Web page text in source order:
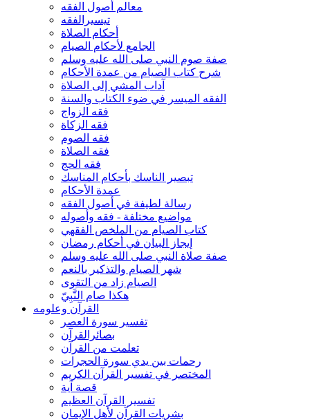
معالم أصول الفقه
تيسيرالفقه
أحكام الصلاة
الجامع لأحكام الصيام
صفة صوم النبي صلى الله عليه وسلم
شرح كتاب الصيام من عمدة الأحكام
آداب المشي إلى الصلاة
الفقه الميسر في ضوء الكتاب والسنة
فقه الزواج
فقه الزكاة
فقه الصوم
فقه الصلاة
فقه الحج
تبصير الناسك بأحكام المناسك
عمدة الأحكام
رسالة لطيفة في أصول الفقه
مواضيع مختلفة - فقه وأصوله
كتاب الصيام من الملخص الفقهي
إيجاز البيان في أحكام رمضان
صفة صلاة النبي صلى الله عليه وسلم
شهر الصيام والتذكير بالنعم
الصيام زاد من التقوى
هكذا صام النَّبِيّ
القرآن وعلومه
تفسير سورة العصر
بصائرالقرآن
تعلمت من القرآن
رحمات بين يدي سورة الحجرات
المختصر في تفسير القرآن الكريم
قصة آية
تفسير القرآن العظيم
بشريات القرآن لأهل الإيمان